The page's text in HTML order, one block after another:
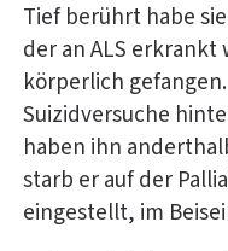
Tief berührt habe
der an ALS erkrankt
körperlich
Suizidversuche
haben ihn
starb er auf der
eingestellt, im